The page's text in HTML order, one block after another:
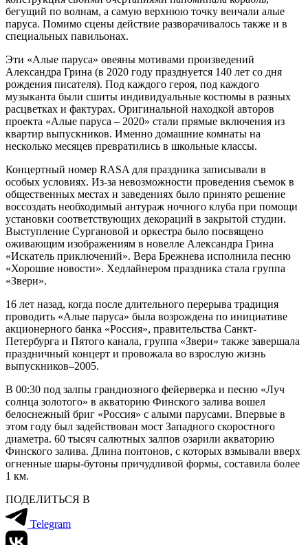
бегущий по волнам, а самую верхнюю точку венчали алые
паруса. Помимо сцены действие разворачивалось также и в
специальных павильонах.
Эти «Алые паруса» овеяны мотивами произведений
Александра Грина (в 2020 году празднуется 140 лет со дня
рождения писателя). Под каждого героя, под каждого
музыканта были сшиты индивидуальные костюмы в разных
расцветках и фактурах. Оригинальной находкой авторов
проекта «Алые паруса – 2020» стали прямые включения из
квартир выпускников. Именно домашние комнаты на
несколько месяцев превратились в школьные классы.
Концертный номер RASA для праздника записывали в
особых условиях. Из-за невозможности проведения съемок в
общественных местах и заведениях было принято решение
воссоздать необходимый антураж ночного клуба при помощи
установки соответствующих декораций в закрытой студии.
Выступление Сургановой и оркестра было посвящено
оживающим изображениям в новелле Александра Грина
«Искатель приключений». Вера Брежнева исполнила песню
«Хорошие новости». Хедлайнером праздника стала группа
«Звери».
16 лет назад, когда после длительного перерыва традиция
проводить «Алые паруса» была возрождена по инициативе
акционерного банка «Россия», правительства Санкт-
Петербурга и Пятого канала, группа «Звери» также завершала
праздничный концерт и провожала во взрослую жизнь
выпускников–2005.
В 00:30 под залпы грандиозного фейерверка и песню «Луч
солнца золотого» в акваторию Финского залива вошел
белоснежный бриг «Россия» с алыми парусами. Впервые в
этом году был задействован мост Западного скоростного
диаметра. 60 тысяч салютных залпов озарили акваторию
Финского залива. Длина понтонов, с которых взмывали вверх
огненные шары-бутоны причудливой формы, составила более
1 км.
ПОДЕЛИТЬСЯ В
Telegram